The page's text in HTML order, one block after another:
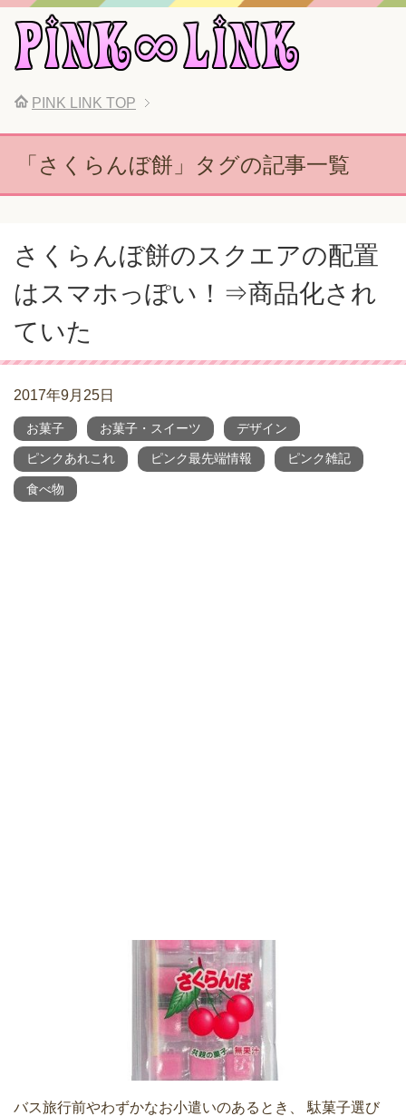
PINK LINK TOP
「さくらんぼ餅」タグの記事一覧
さくらんぼ餅のスクエアの配置
はスマホっぽい！⇒商品化され
ていた
2017年9月25日
お菓子 お菓子・スイーツ デザイン
ピンクあれこれ ピンク最先端情報 ピンク雑記
食べ物
バス旅行前やわずかなお小遣いのあるとき、 駄菓子選び